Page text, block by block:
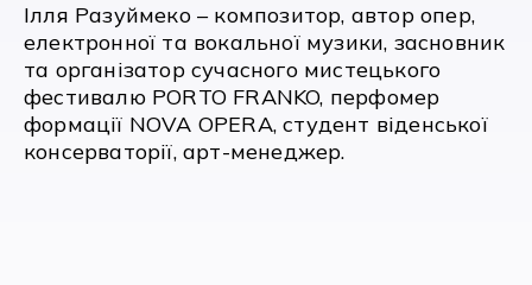
Ілля Разуймеко – композитор, автор опер,
електронної та вокальної музики, засновник
та організатор сучасного мистецького
фестивалю PORTO FRANKO, перфомер
формації NOVA OPERA, студент віденської
консерваторії, арт-менеджер.